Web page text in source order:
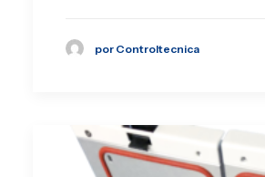
por Controltecnica